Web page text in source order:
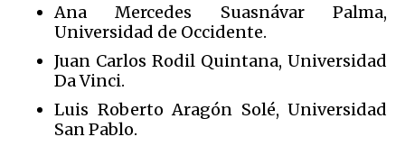
Ana Mercedes Suasnávar Palma,
Universidad de Occidente.
Juan Carlos Rodil Quintana, Universidad
Da Vinci.
Luis Roberto Aragón Solé, Universidad
San Pablo.